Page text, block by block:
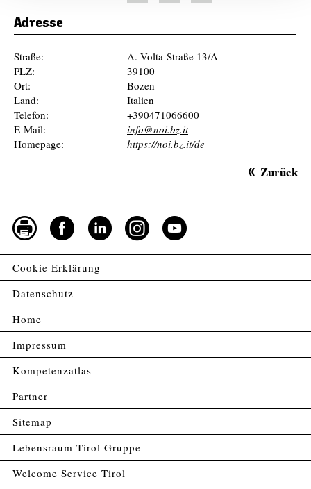
Adresse
Straße:
A.-Volta-Straße 13/A
PLZ:
39100
Ort:
Bozen
Land:
Italien
Telefon:
+390471066600
E-Mail:
info@noi.bz.it
Homepage:
https://noi.bz.it/de
Zurück
Cookie Erklärung
Datenschutz
Home
Impressum
Kompetenzatlas
Partner
Sitemap
Lebensraum Tirol Gruppe
Welcome Service Tirol